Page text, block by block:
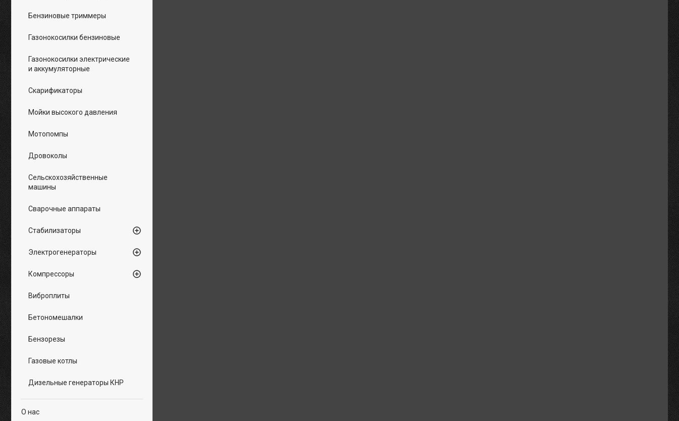
Бензиновые триммеры
Газонокосилки бензиновые
Газонокосилки электрические
и аккумуляторные
Скарификаторы
Мойки высокого давления
Мотопомпы
Дровоколы
Сельскохозяйственные
машины
Сварочные аппараты
Стабилизаторы
Электрогенераторы
Компрессоры
Виброплиты
Бетономешалки
Бензорезы
Газовые котлы
Дизельные генераторы КНР
О нас